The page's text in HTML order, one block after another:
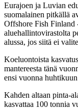
Eurajoen ja Luvian
suomalainen pitkällä
Offshore Fish
aluehallintovirastolta
alussa, jos siitä ei
Koeluontoista
mantereesta tänä
ensi vuonna
Kahden altaan pinta-
kasvattaa 100 tonnia